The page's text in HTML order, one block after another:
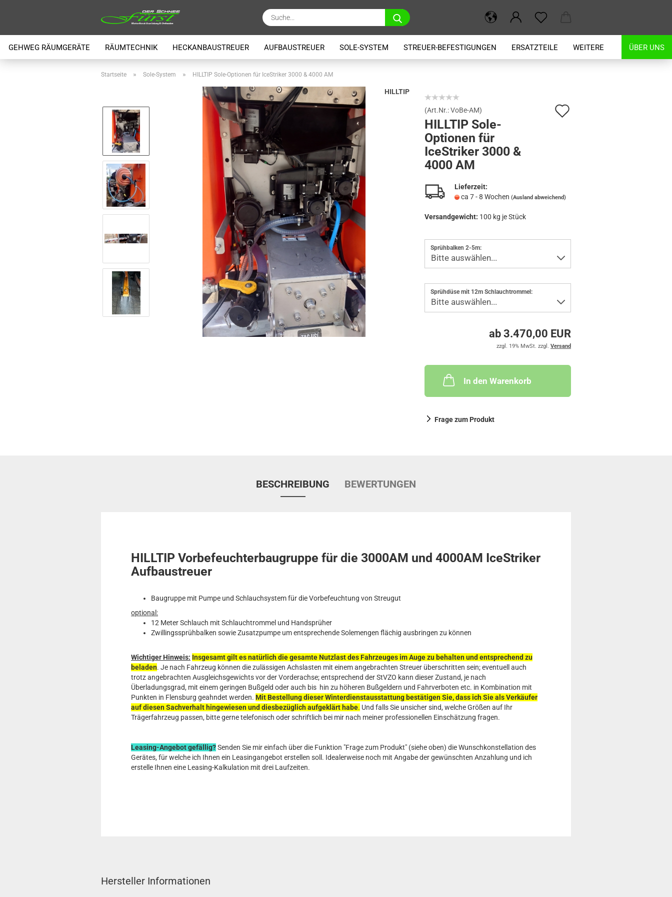
Suche...
GEHWEG RÄUMGERÄTE RÄUMTECHNIK HECKANBAUSTREUER AUFBAUSTREUER SOLE-SYSTEM STREUER-BEFESTIGUNGEN ERSATZTEILE ÜBER UNS
WEITERE
Startseite » Sole-System » HILLTIP Sole-Optionen für IceStriker 3000 & 4000 AM
HILLTIP
(Art.Nr.:VoBe-AM)
HILLTIP Sole-
Optionen für
IceStriker 3000 &
4000 AM
Lieferzeit:
ca 7 - 8 Wochen (Ausland abweichend)
Versandgewicht: 100 kg je Stück
Sprühbalken 2-5m:
Sprühdüse mit 12m Schlauchtrommel:
ab 3.470,00 EUR
zzgl. 19% MwSt. zzgl. Versand
In den Warenkorb
Frage zum Produkt
BESCHREIBUNG BEWERTUNGEN
HILLTIP Vorbefeuchterbaugruppe für die 3000AM und 4000AM IceStriker
Aufbaustreuer
Baugruppe mit Pumpe und Schlauchsystem für die Vorbefeuchtung von Streugut
optional:
12 Meter Schlauch mit Schlauchtrommel und Handsprüher
Zwillingssprühbalken sowie Zusatzpumpe um entsprechende Solemengen flächig ausbringen zu können
Wichtiger Hinweis: Insgesamt gilt es natürlich die gesamte Nutzlast des Fahrzeuges im Auge zu behalten und entsprechend zu
beladen. Je nach Fahrzeug können die zulässigen Achslasten mit einem angebrachten Streuer überschritten sein; eventuell auch
trotz angebrachten Ausgleichsgewichts vor der Vorderachse; entsprechend der StVZO kann dieser Zustand, je nach
Überladungsgrad, mit einem geringen Bußgeld oder auch bis hin zu höheren Bußgeldern und Fahrverboten etc. in Kombination mit
Punkten in Flensburg geahndet werden. Mit Bestellung dieser Winterdienstausstattung bestätigen Sie, dass ich Sie als Verkäufer
auf diesen Sachverhalt hingewiesen und diesbezüglich aufgeklärt habe. Und falls Sie unsicher sind, welche Größen auf Ihr
Trägerfahrzeug passen, bitte gerne telefonisch oder schriftlich bei mir nach meiner professionellen Einschätzung fragen.
Leasing-Angebot gefällig?Senden Sie mir einfach über die Funktion "Frage zum Produkt" (siehe oben) die Wunschkonstellation des
Gerätes, für welche ich Ihnen ein Leasingangebot erstellen soll. Idealerweise noch mit Angabe der gewünschten Anzahlung und ich
erstelle Ihnen eine Leasing-Kalkulation mit drei Laufzeiten.
Hersteller Informationen